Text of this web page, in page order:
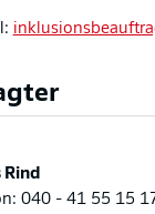
Rind
040 - 41 55 15